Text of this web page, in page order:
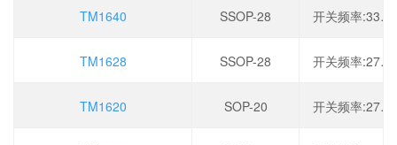
TM1640 SSOP-28 开关频率:330kHz,工作电压:2.8V~5.5V,输出电流:200mA,调光:PWM
TM1628 SSOP-28 开关频率:275kHz,工作电压:2.8V~5.5V,输出电流:150mA,调光:PWM
TM1620 SOP-20 开关频率:275kHz,工作电压:2.8V~5.5V,输出电流:150mA,调光:PWM